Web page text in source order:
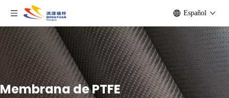
Español
Membrana de PTFE